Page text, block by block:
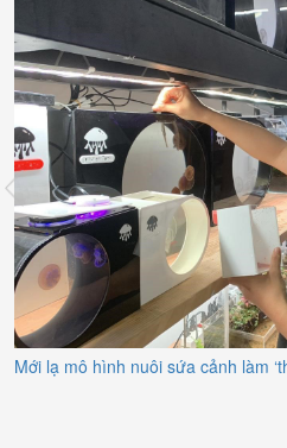
sứa cảnh biển' Vai trò của
prev